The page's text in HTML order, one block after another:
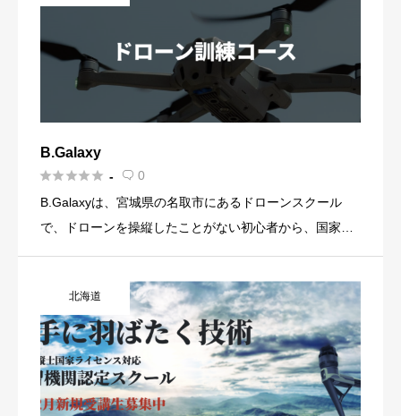
B.Galaxy
 -  0
B.Galaxyは、宮城県の名取市にあるドローンスクール
で、ドローンを操縦したことがない初心者から、国家資
制を用意して […]
北海道